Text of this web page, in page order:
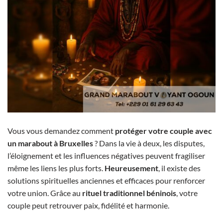
Vous vous demandez comment protéger votre couple avec
un marabout à Bruxelles? Dans la vie à deux, les disputes,
l’éloignement et les influences négatives peuvent fragiliser
même les liens les plus forts. Heureusement , il existe des
solutions spirituelles anciennes et efficaces pour renforcer
votre union. Grâce au rituel traditionnel béninois , votre
couple peut retrouver paix, fidélité et harmonie.